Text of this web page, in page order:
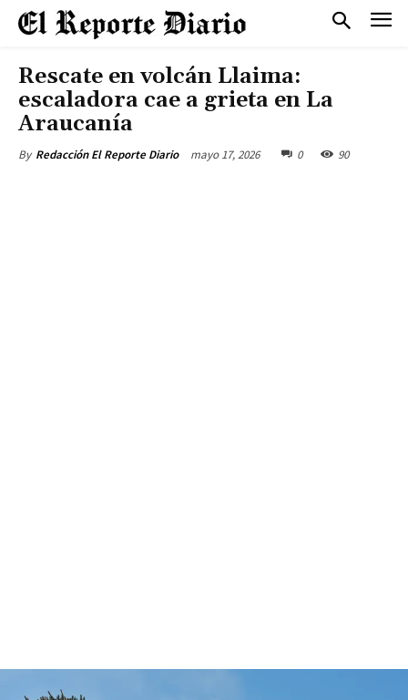
Rescate en volcán Llaima:
escaladora cae a grieta en La
Araucanía
By Redacción El Reporte Diario mayo 17, 2026 0 90